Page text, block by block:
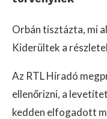
Orbán tisztázta, mi
Kiderültek a
Az RTL Híradó
ellenőrizni, a
kedden elfogadott